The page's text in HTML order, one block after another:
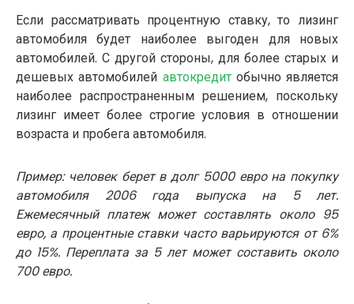
Если рассматривать процентную ставку, то лизинг
автомобиля будет наиболее выгоден для новых
автомобилей. С другой стороны, для более старых и
дешевых автомобилей автокредитобычно является
наиболее распространенным решением, поскольку
лизинг имеет более строгие условия в отношении
возраста и пробега автомобиля.
Пример: человек берет в долг 5000 евро на покупку
автомобиля 2006 года выпуска на 5 лет.
Ежемесячный платеж может составлять около 95
евро, а процентные ставки часто варьируются от 6%
до 15%. Переплата за 5 лет может составить около
700 евро.